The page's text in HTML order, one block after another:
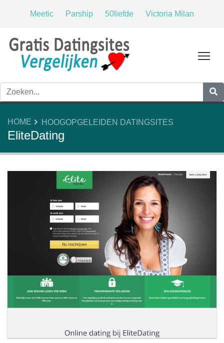
Meetic Parship 50liefde Victoria Milan
HOME HOOGOPGELEIDEN DATINGSITES
EliteDating